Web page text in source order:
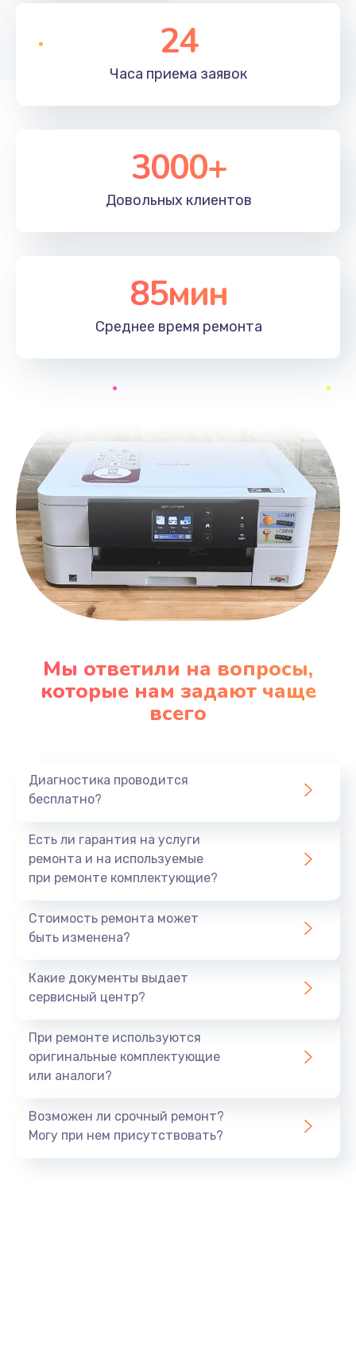
24
Часа приема заявок
3000+
Довольных клиентов
85мин
Среднее время ремонта
Мы ответили на вопросы,
которые нам задают чаще
всего
Диагностика проводится
бесплатно?
Есть ли гарантия на услуги
ремонта и на используемые
при ремонте комплектующие?
Стоимость ремонта может
быть изменена?
Какие документы выдает
сервисный центр?
При ремонте используются
оригинальные комплектующие
или аналоги?
Возможен ли срочный ремонт?
Могу при нем присутствовать?